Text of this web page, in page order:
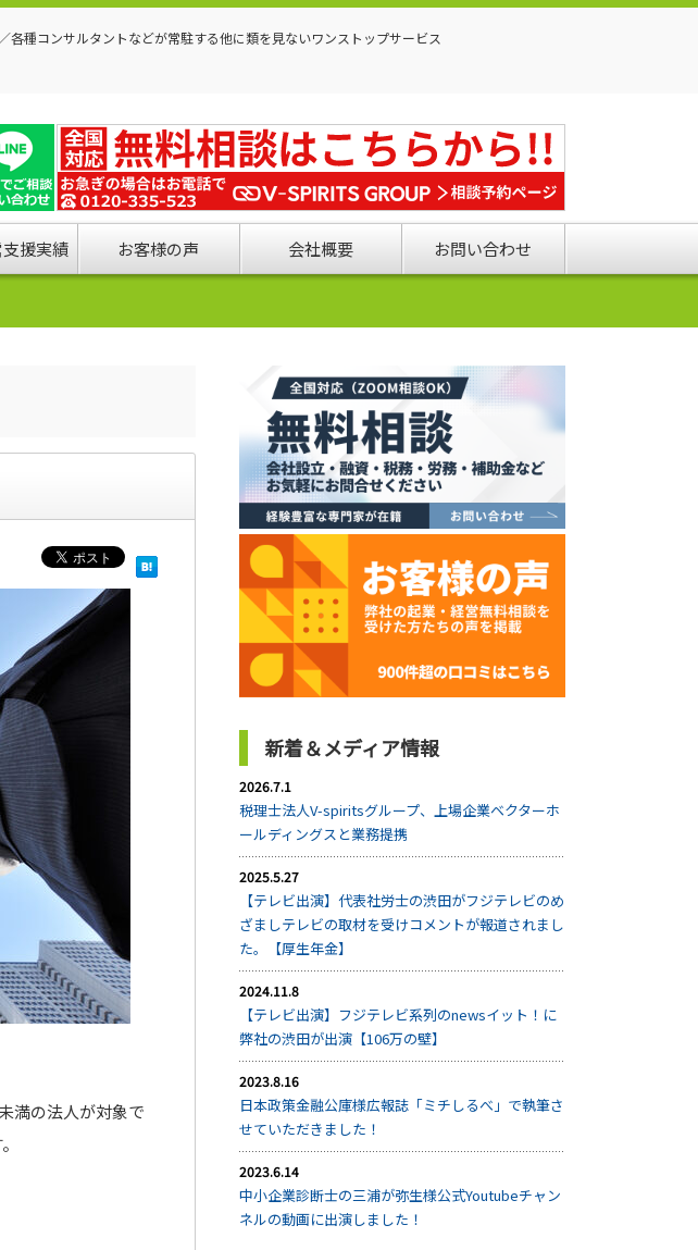
種コンサルタントなどが常駐する他に類を見ないワンストップサービス
援実績 お客様の声 会社概要 お問い合わせ
満の法人が対象で
新着＆メディア情報
2026.7.1
税理士法人V-spiritsグループ、上場企業ベクターホ
ールディングスと業務提携
2025.5.27
【テレビ出演】代表社労士の渋田がフジテレビのめ
ざましテレビの取材を受けコメントが報道されまし
た。【厚生年金】
2024.11.8
【テレビ出演】フジテレビ系列のnewsイット！に
弊社の渋田が出演【106万の壁】
2023.8.16
日本政策金融公庫様広報誌「ミチしるべ」で執筆さ
せていただきました！
2023.6.14
中小企業診断士の三浦が弥生様公式Youtubeチャン
ネルの動画に出演しました！